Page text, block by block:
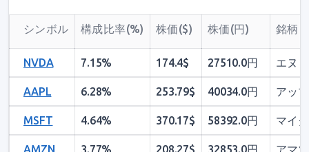
シンボル 構成比率(%) 株価($) 株価(円) 銘柄
NVDA 7.15% 174.4$ 27510.0円 エヌ
AAPL 6.28% 253.79$ 40034.0円 アッ
MSFT 4.64% 370.17$ 58392.0円 マイ
AMZN 3.77% 208.27$ 32853.0円 アマ